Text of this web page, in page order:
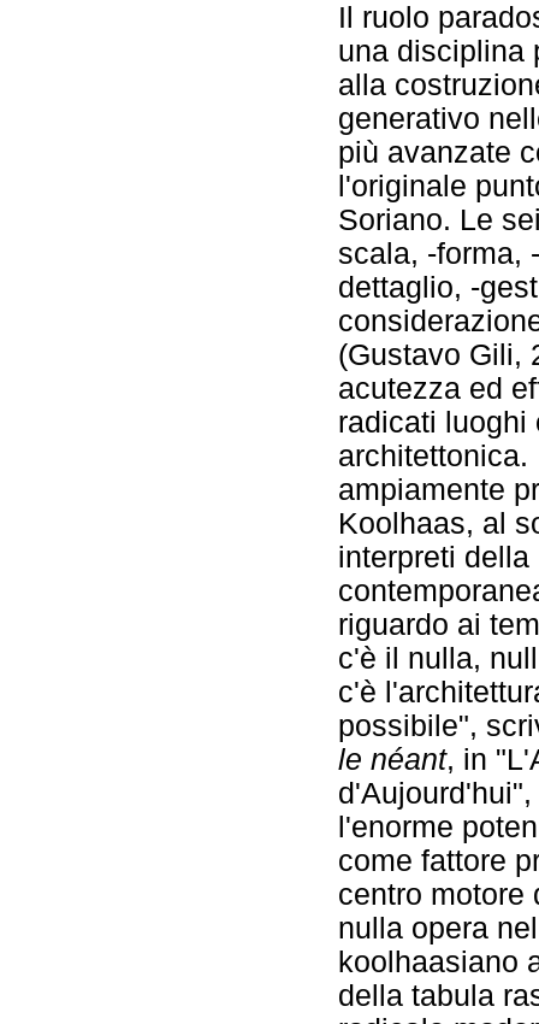
Il ruolo
una disciplina
alla
generativo
più avanzate
l'originale
Soriano. Le
scala, -forma,
dettaglio, -
(Gustavo Gili,
acutezza ed
radicati luoghi
architettonica.
ampiamente
Koolhaas, al
interpreti
riguardo ai
c'è il nulla,
c'è
possibile",
le néant, in
l'enorme
come fattore
centro motore
nulla opera
koolhaasiano
della tabula